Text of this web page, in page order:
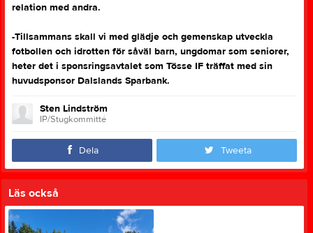
relation med andra.
-Tillsammans skall vi med glädje och gemenskap utveckla
fotbollen och idrotten för såväl barn, ungdomar som seniorer,
heter det i sponsringsavtalet som Tösse IF träffat med sin
huvudsponsor Dalslands Sparbank.
Sten Lindström
IP/Stugkommitté
Dela Tweeta
Läs också